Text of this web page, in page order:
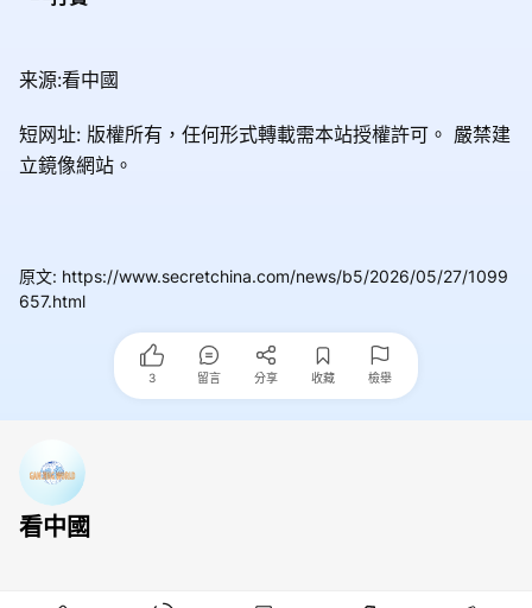
来源:看中國
短网址: 版權所有，任何形式轉載需本站授權許可。 嚴禁建
立鏡像網站。
原文: https://www.secretchina.com/news/b5/2026/05/27/1099
657.html
3 留言 分享 收藏 檢舉
看中國